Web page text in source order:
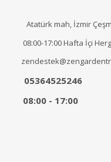
Atatürk mah, İzmir
08:00-17:00 Hafta İçi
05364525246
08:00 - 17:00